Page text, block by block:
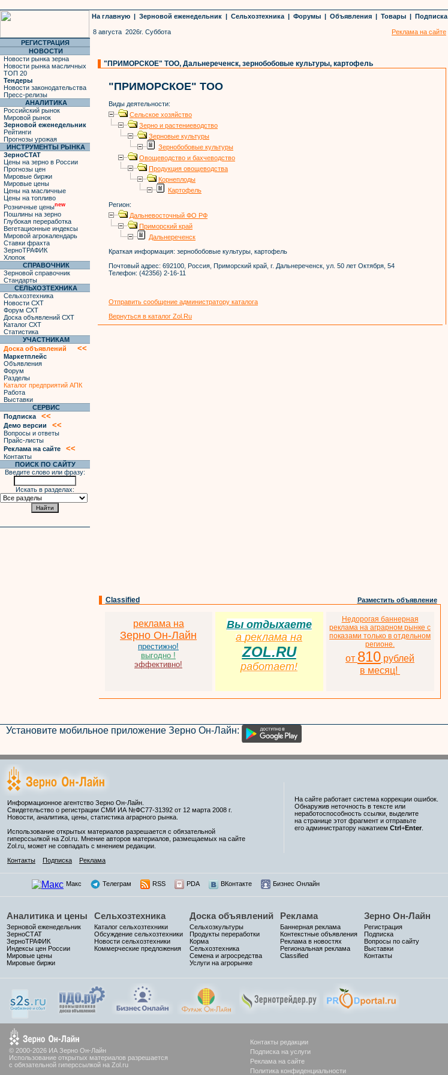
На главную | Зерновой еженедельник | Сельхозтехника | Форумы | Объявления | Товары | Подписка
8 августа 2026г. Суббота
Реклама на сайте
РЕГИСТРАЦИЯ
НОВОСТИ
Новости рынка зерна
Новости рынка масличных
ТОП 20
Тендеры
Новости законодательства
Пресс-релизы
АНАЛИТИКА
Российский рынок
Мировой рынок
Зерновой еженедельник
Рейтинги
Прогнозы урожая
ИНСТРУМЕНТЫ РЫНКА
ЗерноСТАТ
Цены на зерно в России
Прогнозы цен
Мировые биржи
Мировые цены
Цены на масличные
Цены на топливо
Розничные ценыnew
Пошлины на зерно
Глубокая переработка
Вегетационные индексы
Мировой агрокалендарь
Ставки фрахта
ЗерноТРАФИК
Хлопок
СПРАВОЧНИК
Зерновой справочник
Стандарты
СЕЛЬХОЗТЕХНИКА
Сельхозтехника
Новости СХТ
Форум СХТ
Доска объявлений СХТ
Каталог СХТ
Статистика
УЧАСТНИКАМ
Доска объявлений
<<
Маркетплейс
Объявления
Форум
Разделы
Каталог предприятий АПК
Работа
Выставки
СЕРВИС
Подписка
<<
Демо версии <<
Вопросы и ответы
Прайс-листы
Реклама на сайте
<<
Контакты
ПОИСК ПО САЙТУ
Введите слово или фразу:
Искать в разделах:
"ПРИМОРСКОЕ" ТОО, Дальнереченск, зернобобовые культуры, картофель
"ПРИМОРСКОЕ" ТОО
Виды деятельности:
Сельское хозяйство
Зерно и растениеводство
Зерновые культуры
Зернобобовые культуры
Овощеводство и бахчеводство
Продукция овощеводства
Корнеплоды
Картофель
Регион:
Дальневосточный ФО РФ
Приморский край
Дальнереченск
Краткая информация: зернобобовые культуры, картофель
Почтовый адрес: 692100, Россия, Приморский край, г. Дальнереченск, ул. 50 лет Октября, 54
Телефон: (42356) 2-16-11
Отправить сообщение администратору каталога
Вернуться в каталог Zol.Ru
Classified Разместить объявление
реклама на
Зерно Он-Лайн
престижно!
выгодно !
эффективно!
Вы отдыхаете
ареклама на
ZOL.RU
работает!
Недорогая баннерная
реклама на аграрном рынке с
показами только в отдельном
регионе.
от 810 рублей
в месяц!
Установите мобильное приложение Зерно Он-Лайн:
Информационное агентство Зерно Он-Лайн.
Свидетельство о регистрации СМИ ИА №ФС77-31392 от 12 марта 2008 г.
Новости, аналитика, цены, статистика аграрного рынка.
Использование открытых материалов разрешается с обязательной
гиперссылкой на Zol.ru. Мнение авторов материалов, размещаемых на сайте
Zol.ru, может не совпадать с мнением редакции.
Контакты
Подписка Реклама
На сайте работает система коррекции ошибок.
Обнаружив неточность в тексте или
неработоспособность ссылки, выделите
на странице этот фрагмент и отправьте
его администратору нажатием Ctrl+Enter
Макс Телеграм RSS PDA ВКонтакте Бизнес Онлайн
Аналитика и цены
Зерновой еженедельник
ЗерноСТАТ
ЗерноТРАФИК
Индексы цен России
Мировые цены
Мировые биржи
Сельхозтехника
Каталог сельхозтехники
Обсуждение сельхозтехники
Новости сельхозтехники
Коммерческие предложения
Доска объявлений
Сельхозкультуры
Продукты переработки
Корма
Сельхозтехника
Семена и агросредства
Услуги на агрорынке
Реклама
Баннерная реклама
Контекстные объявления
Реклама в новостях
Региональная реклама
Classified
Зерно Он-Лайн
Регистрация
Подписка
Вопросы по сайту
Выставки
Контакты
© 2000-2026 ИА Зерно Он-Лайн
Использование открытых материалов разрешается
с обязательной гиперссылкой на Zol.ru
Контакты редакции
Подписка на услуги
Реклама на сайте
Политика конфиденциальности